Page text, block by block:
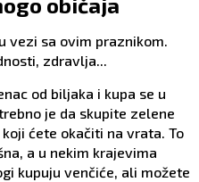
vezi sa ovim praznikom.
zdravlja...
od biljaka i kupa se u
je da skupite zelene
ćete okačiti na vrata. To
a u nekim krajevima
kupuju venčiće, ali možete